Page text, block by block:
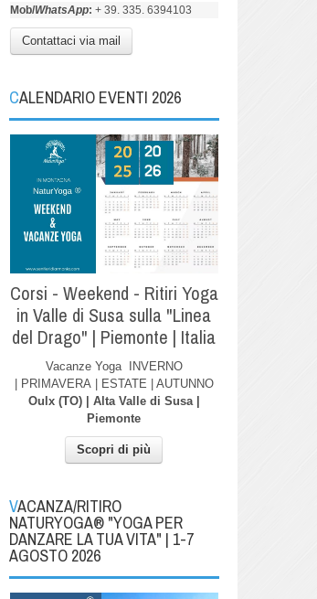
Mob/WhatsApp: + 39. 335. 6394103
Contattaci via mail
CALENDARIO EVENTI 2026
Corsi - Weekend - Ritiri Yoga
in Valle di Susa sulla "Linea
del Drago" | Piemonte | Italia
Vacanze Yoga INVERNO
| PRIMAVERA | ESTATE | AUTUNNO
Oulx (TO) | Alta Valle di Susa |
Piemonte
Scopri di più
VACANZA/RITIRO
NATURYOGA® "YOGA PER
DANZARE LA TUA VITA" | 1-7
AGOSTO 2026